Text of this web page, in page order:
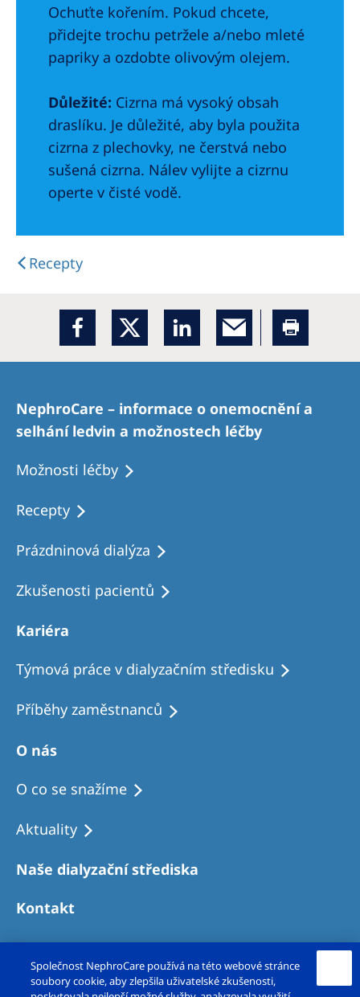
Ochuťte kořením. Pokud chcete,
přidejte trochu petržele a/nebo mleté
papriky a ozdobte olivovým olejem.
Důležité: Cizrna má vysoký obsah
draslíku. Je důležité, aby byla použita
cizrna z plechovky, ne čerstvá nebo
sušená cizrna. Nálev vylijte a cizrnu
operte v čisté vodě.
Recepty
NephroCare – informace o onemocnění a
selhání ledvin a možnostech léčby
Možnosti léčby
Recepty
Prázdninová dialýza
Zkušenosti pacientů
Kariéra
Týmová práce v dialyzačním středisku
Příběhy zaměstnanců
O nás
O co se snažíme
Aktuality
Naše dialyzační střediska
Kontakt
Společnost NephroCare používá na této webové stránce
soubory cookie, aby zlepšila uživatelské zkušenosti,